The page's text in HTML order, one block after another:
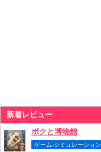
新着レビュー
ボクと博物館
ゲーム-シミュレーション